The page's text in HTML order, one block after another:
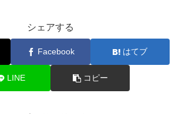
シェアする
Facebook はてブ
LINE コピー